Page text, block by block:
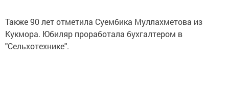
Также 90 лет отметила Суембика Муллахметова из
Кукмора. Юбиляр проработала бухгалтером в
"Сельхотехнике".